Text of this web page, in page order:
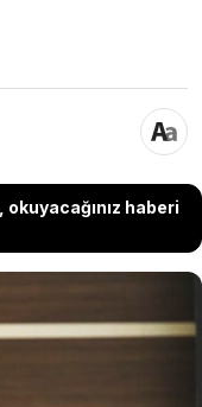
okuyacağınız haberi
Partisi'nde